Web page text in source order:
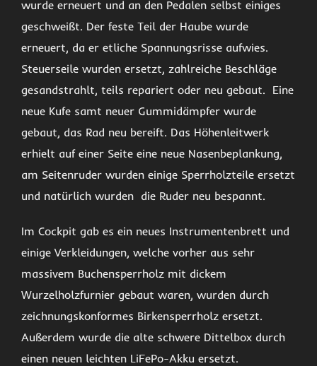
wurde erneuert und an den Pedalen selbst einiges
geschweißt. Der feste Teil der Haube wurde
erneuert, da er etliche Spannungsrisse aufwies.
Steuerseile wurden ersetzt, zahlreiche Beschläge
gesandstrahlt, teils repariert oder neu gebaut. Eine
neue Kufe samt neuer Gummidämpfer wurde
gebaut, das Rad neu bereift. Das Höhenleitwerk
erhielt auf einer Seite eine neue Nasenbeplankung,
am Seitenruder wurden einige Sperrholzteile ersetzt
und natürlich wurden die Ruder neu bespannt.
Im Cockpit gab es ein neues Instrumentenbrett und
einige Verkleidungen, welche vorher aus sehr
massivem Buchensperrholz mit dickem
Wurzelholzfurnier gebaut waren, wurden durch
zeichnungskonformes Birkensperrholz ersetzt.
Außerdem wurde die alte schwere Dittelbox durch
einen neuen leichten LiFePo-Akku ersetzt.